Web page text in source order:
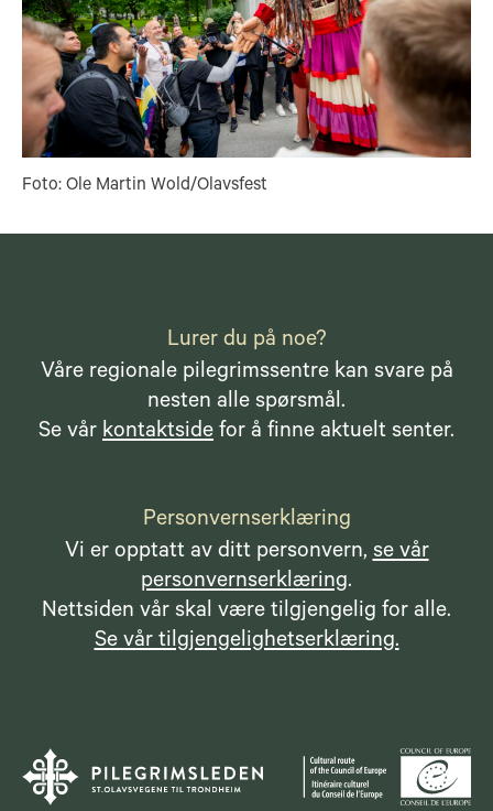
Foto: Ole Martin Wold/Olavsfest
Lurer du på noe?
Våre regionale pilegrimssentre kan svare på
nesten alle spørsmål.
Se vår kontaktside for å finne aktuelt senter.
Personvernserklæring
Vi er opptatt av ditt personvern,se vår
personvernserklæring.
Nettsiden vår skal være tilgjengelig for alle.
Se vår tilgjengelighetserklæring.